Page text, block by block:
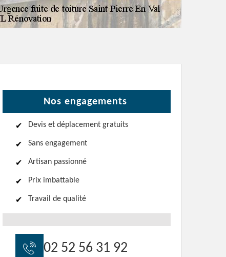
Nos engagements
Devis et déplacement gratuits
Sans engagement
Artisan passionné
Prix imbattable
Travail de qualité
02 52 56 31 92